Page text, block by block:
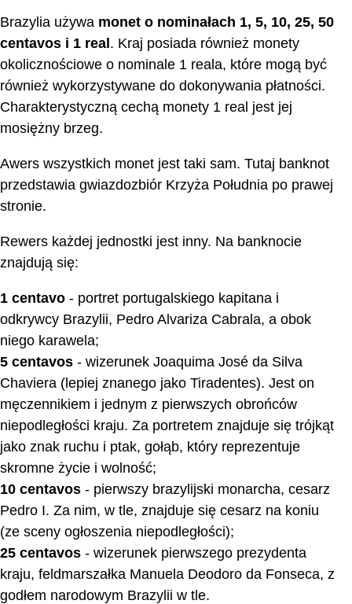
Brazylia używa monet o nominałach 1, 5, 10, 25, 50
centavos i 1 real. Kraj posiada również monety
okolicznościowe o nominale 1 reala, które mogą być
również wykorzystywane do dokonywania płatności.
Charakterystyczną cechą monety 1 real jest jej
mosiężny brzeg.
Awers wszystkich monet jest taki sam. Tutaj banknot
przedstawia gwiazdozbiór Krzyża Południa po prawej
stronie.
Rewers każdej jednostki jest inny. Na banknocie
znajdują się:
1 centavo - portret portugalskiego kapitana i
odkrywcy Brazylii, Pedro Alvariza Cabrala, a obok
niego karawela;
5 centavos - wizerunek Joaquima José da Silva
Chaviera (lepiej znanego jako Tiradentes). Jest on
męczennikiem i jednym z pierwszych obrońców
niepodległości kraju. Za portretem znajduje się trójkąt
jako znak ruchu i ptak, gołąb, który reprezentuje
skromne życie i wolność;
10 centavos - pierwszy brazylijski monarcha, cesarz
Pedro I. Za nim, w tle, znajduje się cesarz na koniu
(ze sceny ogłoszenia niepodległości);
25 centavos - wizerunek pierwszego prezydenta
kraju, feldmarszałka Manuela Deodoro da Fonseca, z
godłem narodowym Brazylii w tle.